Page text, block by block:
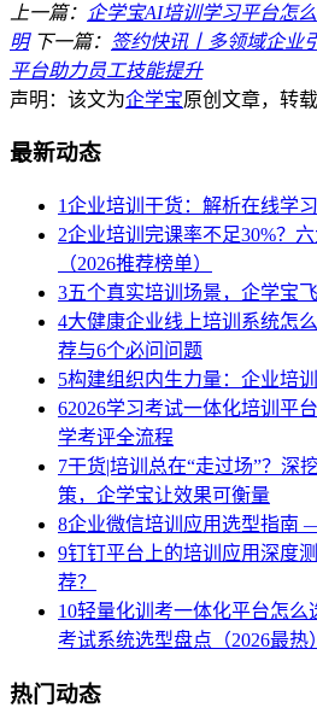
上一篇： 企学宝AI培训学习平台怎
明 下一篇： 签约快讯丨多领域企业
平台助力员工技能提升
声明：该文为企学宝原创文章，转
最新动态
1企业培训干货：解析在线学
2企业培训完课率不足30%？
（2026推荐榜单）
3五个真实培训场景，企学宝
4大健康企业线上培训系统怎
荐与6个必问问题
5构建组织内生力量：企业培
62026学习考试一体化培训平
学考评全流程
7干货|培训总在“走过场”？深
策，企学宝让效果可衡量
8企业微信培训应用选型指南
9钉钉平台上的培训应用深度
荐？
10轻量化训考一体化平台怎么
考试系统选型盘点（2026最热）
热门动态